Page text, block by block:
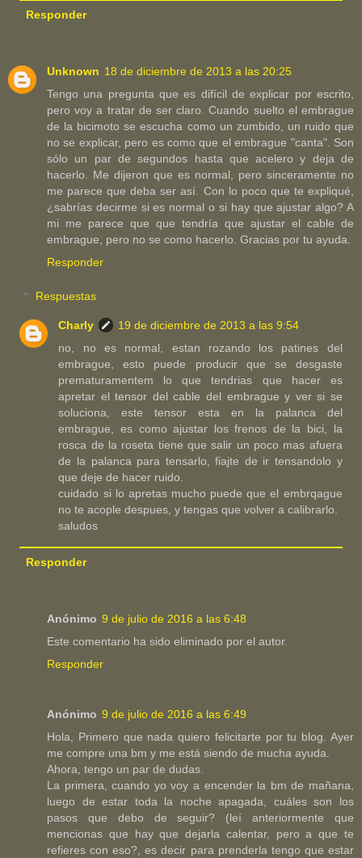
Responder
Unknown 18 de diciembre de 2013 a las 20:25
Tengo una pregunta que es difícil de explicar por escrito,
pero voy a tratar de ser claro. Cuando suelto el embrague
de la bicimoto se escucha como un zumbido, un ruido que
no se explicar, pero es como que el embrague "canta". Son
sólo un par de segundos hasta que acelero y deja de
hacerlo. Me dijeron que es normal, pero sinceramente no
me parece que deba ser así. Con lo poco que te expliqué,
¿sabrías decirme si es normal o si hay que ajustar algo? A
mi me parece que que tendría que ajustar el cable de
embrague, pero no se como hacerlo. Gracias por tu ayuda.
Responder
Respuestas
Charly
19 de diciembre de 2013 a las 9:54
no, no es normal, estan rozando los patines del
embrague, esto puede producir que se desgaste
prematuramentem lo que tendrias que hacer es
apretar el tensor del cable del embrague y ver si se
soluciona, este tensor esta en la palanca del
embrague, es como ajustar los frenos de la bici, la
rosca de la roseta tiene que salir un poco mas afuera
de la palanca para tensarlo, fiajte de ir tensandolo y
que deje de hacer ruido.
cuidado si lo apretas mucho puede que el embrqague
no te acople despues, y tengas que volver a calibrarlo.
saludos
Responder
Anónimo 9 de julio de 2016 a las 6:48
Este comentario ha sido eliminado por el autor.
Responder
Anónimo 9 de julio de 2016 a las 6:49
Hola, Primero que nada quiero felicitarte por tu blog. Ayer
me compre una bm y me está siendo de mucha ayuda.
Ahora, tengo un par de dudas.
La primera, cuando yo voy a encender la bm de mañana,
luego de estar toda la noche apagada, cuáles son los
pasos que debo de seguir? (leí anteriormente que
mencionas que hay que dejarla calentar, pero a que te
refieres con eso?, es decir para prenderla tengo que estar